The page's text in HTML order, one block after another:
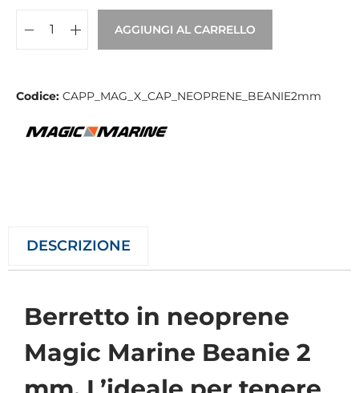
AGGIUNGI AL CARRELLO
Codice: CAPP_MAG_X_CAP_NEOPRENE_BEANIE2mm
DESCRIZIONE
Berretto in neoprene
Magic Marine Beanie 2